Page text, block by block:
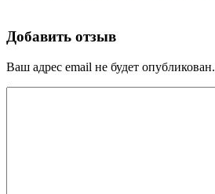
Добавить отзыв
Ваш адрес email не будет опубликован.